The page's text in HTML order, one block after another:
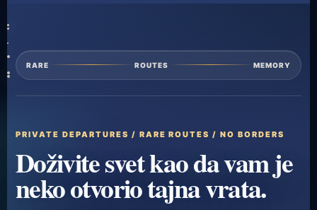
RARE ROUTES MEMORY
PRIVATE DEPARTURES / RARE ROUTES / NO BORDERS
Doživite svet kao da vam je
neko otvorio tajna vrata.